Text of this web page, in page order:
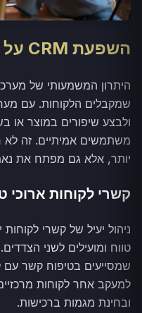
השפעת CRM על לקוחות ופיתוח עסקי
ולבצע שיפורים במוצר או
משתמשים אמיתיים. זה לא
יותר, אלא גם מפתח את
קשרי לקוחות ארוכי
ניהול יעיל של קשרי לקוחות
שמסייעים בטיפוח קשר עם
למעקב אחר לקוחות
ובחינת מגמות ברכישות.